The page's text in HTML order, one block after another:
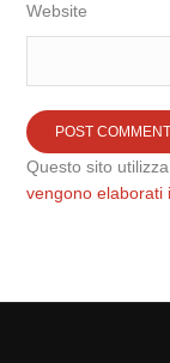
Website
Questo sito
vengono elaborati